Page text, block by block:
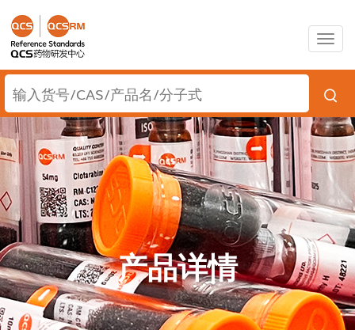
产品详情